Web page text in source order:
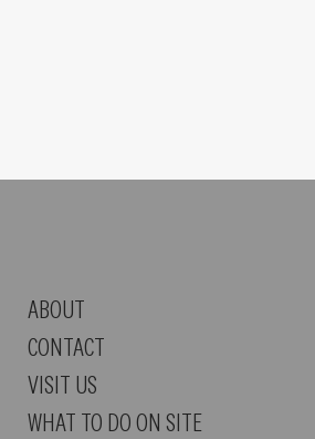
ABOUT
CONTACT
VISIT US
WHAT TO DO ON SITE